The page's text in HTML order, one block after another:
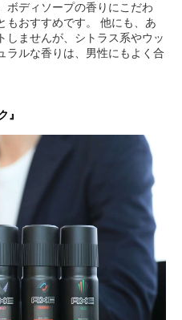
ボディソープの香りにこだわ
もおすすめです。 他にも、あ
しませんが、シトラス系やウッ
ラルな香りは、男性にもよく合
』